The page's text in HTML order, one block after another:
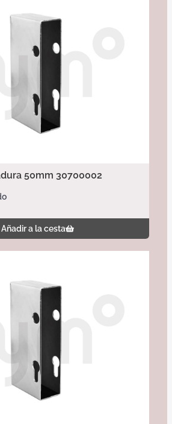
50mm 30700002
Añadir a la cesta